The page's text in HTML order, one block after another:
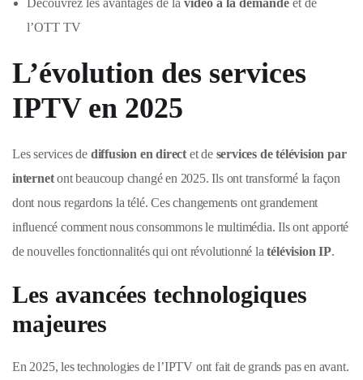
Découvrez les avantages de la vidéo à la demande et de
l’OTT TV
L’évolution des services
IPTV en 2025
Les services de diffusion en direct et de services de télévision par
internetont beaucoup changé en 2025. Ils ont transformé la façon
dont nous regardons la télé. Ces changements ont grandement
influencé comment nous consommons le multimédia. Ils ont apporté
de nouvelles fonctionnalités qui ont révolutionné latélévision IP.
Les avancées technologiques
majeures
En 2025, les technologies de l’IPTV ont fait de grands pas en avant.